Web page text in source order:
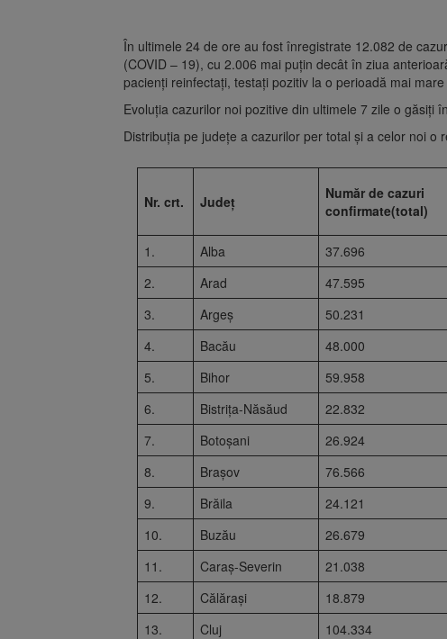
În ultimele 24 de ore au fost înregistrate 12.082 de
(COVID – 19), cu 2.006 mai puțin decât în ziua
pacienți reinfectați, testați pozitiv la o perioadă mai
Evoluția cazurilor noi pozitive din ultimele 7 zile o găsiți
Distribuția pe județe a cazurilor per total și a celor noi o
Nr. crt. Județ
Număr de cazuri
confirmate(total)
1.
Alba 37.696
2.
Arad 47.595
3.
Argeș 50.231
4.
Bacău 48.000
5.
Bihor 59.958
6.
Bistrița-Năsăud 22.832
7.
Botoșani 26.924
8.
Brașov 76.566
9.
Brăila 24.121
10.
Buzău 26.679
11.
Caraș-Severin 21.038
12.
Călărași 18.879
13.
Cluj 104.334